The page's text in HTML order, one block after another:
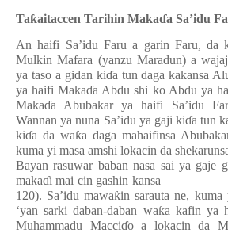
Taƙaitaccen Tarihin Makaɗa Sa’idu
An haifi Sa’idu Faru a garin Faru, da
Mulkin Mafara (yanzu Maradun) a
ya taso a gidan kiɗa tun daga kakansa
ya haifi Makaɗa Abdu shi ko Abdu ya
Makaɗa Abubakar ya haifi Sa’idu
Wannan ya nuna Sa’idu ya gaji kiɗa tun
kiɗa da waƙa daga mahaifinsa
kuma yi masa amshi lokacin da
Bayan rasuwar baban nasa sai ya gaje
makaɗi mai cin gashin
120). Sa’idu mawaƙin sarauta ne,
‘yan sarki daban-daban waƙa kafin ya
Muhammadu Macciɗo a lokacin da